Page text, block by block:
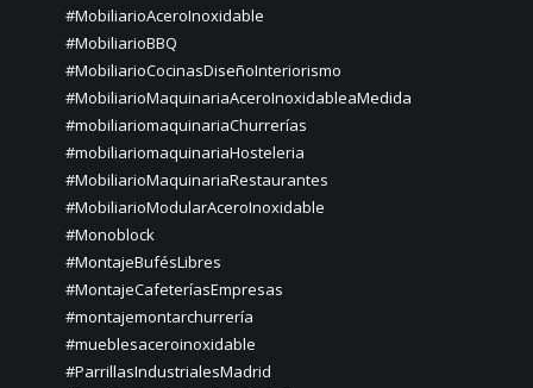
#MobiliarioAceroInoxidable
#MobiliarioBBQ
#MobiliarioCocinasDiseñoInteriorismo
#MobiliarioMaquinariaAceroInoxidableaMedida
#mobiliariomaquinariaChurrerías
#mobiliariomaquinariaHosteleria
#MobiliarioMaquinariaRestaurantes
#MobiliarioModularAceroInoxidable
#Monoblock
#MontajeBufésLibres
#MontajeCafeteríasEmpresas
#montajemontarchurrería
#mueblesaceroinoxidable
#ParrillasIndustrialesMadrid